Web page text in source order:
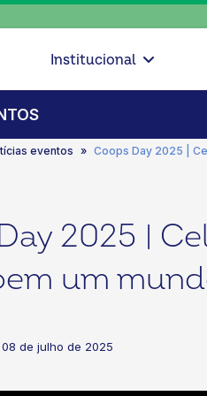
Institucional
eventos Coops Day 2025 |
2025 |
um
08 de julho de 2025